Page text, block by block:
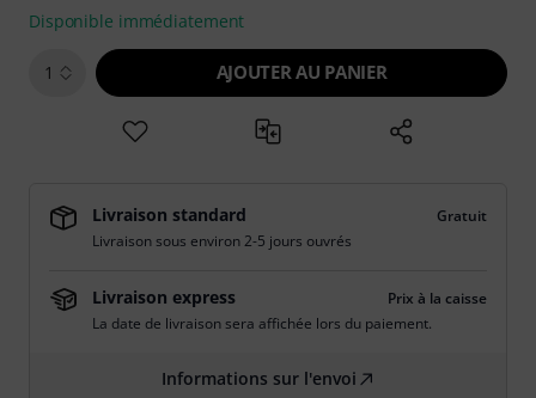
Disponible immédiatement
1 AJOUTER AU PANIER
Livraison standard
Gratuit
Livraison sous environ 2-5 jours ouvrés
Livraison express
Prix à la caisse
La date de livraison sera affichée lors du paiement.
Informations sur l'envoi